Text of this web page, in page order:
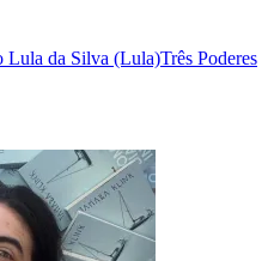
Lula da Silva (Lula)Três Poderes